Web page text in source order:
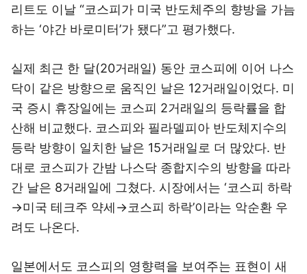
리트도 이날 “코스피가 미국 반도체주의 향방을 가늠
하는 ‘야간 바로미터’가 됐다”고 평가했다.
실제 최근 한 달(20거래일) 동안 코스피에 이어 나스
닥이 같은 방향으로 움직인 날은 12거래일이었다. 미
국 증시 휴장일에는 코스피 2거래일의 등락률을 합
산해 비교했다. 코스피와 필라델피아 반도체지수의
등락 방향이 일치한 날은 15거래일로 더 많았다. 반
대로 코스피가 간밤 나스닥 종합지수의 방향을 따라
간 날은 8거래일에 그쳤다. 시장에서는 ‘코스피 하락
→미국 테크주 약세→코스피 하락’이라는 악순환 우
려도 나온다.
일본에서도 코스피의 영향력을 보여주는 표현이 새